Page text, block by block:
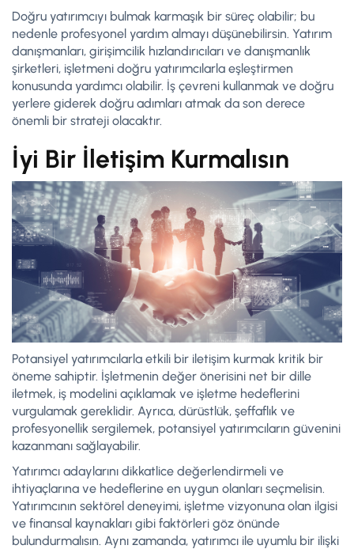
Doğru yatırımcıyı bulmak karmaşık bir süreç olabilir; bu
nedenle profesyonel yardım almayı düşünebilirsin. Yatırım
danışmanları, girişimcilik hızlandırıcıları ve danışmanlık
şirketleri, işletmeni doğru yatırımcılarla eşleştirmen
konusunda yardımcı olabilir. İş çevreni kullanmak ve doğru
yerlere giderek doğru adımları atmak da son derece
önemli bir strateji olacaktır.
İyi Bir İletişim Kurmalısın
Potansiyel yatırımcılarla etkili bir iletişim kurmak kritik bir
öneme sahiptir. İşletmenin değer önerisini net bir dille
iletmek, iş modelini açıklamak ve işletme hedeflerini
vurgulamak gereklidir. Ayrıca, dürüstlük, şeffaflık ve
profesyonellik sergilemek, potansiyel yatırımcıların güvenini
kazanmanı sağlayabilir.
Yatırımcı adaylarını dikkatlice değerlendirmeli ve
ihtiyaçlarına ve hedeflerine en uygun olanları seçmelisin.
Yatırımcının sektörel deneyimi, işletme vizyonuna olan ilgisi
ve finansal kaynakları gibi faktörleri göz önünde
bulundurmalısın. Aynı zamanda, yatırımcı ile uyumlu bir ilişki